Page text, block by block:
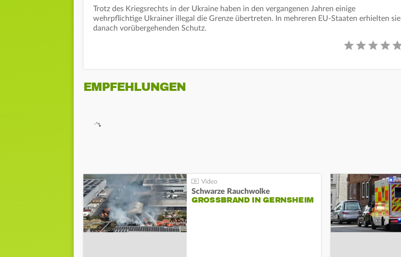
Trotz des Kriegsrechts in der Ukraine haben in den vergangenen Jahren einige
wehrpflichtige Ukrainer illegal die Grenze übertreten. In mehreren EU-Staaten erhielten sie
danach vorübergehenden Schutz.
EMPFEHLUNGEN
Schwarze Rauchwolke
GROSSBRAND IN GERNSHEIM